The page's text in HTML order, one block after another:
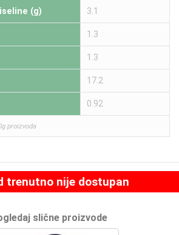
(g) 3.1
1.3
1.3
17.2
0.92
proizvoda
trenutno nije dostupan
slične proizvode